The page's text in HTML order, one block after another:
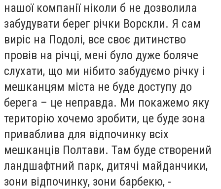
нашої компанії ніколи б не дозволила
забудувати берег річки Ворскли. Я сам
виріс на Подолі, все своє дитинство
провів на річці, мені було дуже боляче
слухати, що ми нібито забудуємо річку і
мешканцям міста не буде доступу до
берега – це неправда. Ми покажемо яку
територію хочемо зробити, це буде зона
приваблива для відпочинку всіх
мешканців Полтави. Там буде створений
ландшафтний парк, дитячі майданчики,
зони відпочинку, зони барбекю, -